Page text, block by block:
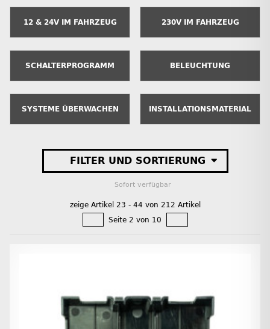
12 & 24V IM FAHRZEUG 230V IM FAHRZEUG
SCHALTERPROGRAMM BELEUCHTUNG
SYSTEME ÜBERWACHEN INSTALLATIONSMATERIAL
FILTER UND SORTIERUNG
Sofort verfügbar
zeige Artikel 23 - 44 von 212 Artikel
Seite 2 von 10